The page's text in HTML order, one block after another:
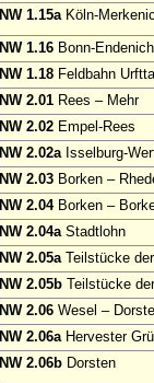
NW 1.15aKöln-
NW 1.16 Bonn-
NW 1.18 Feldbahn
NW 2.01 Rees – Mehr
NW 2.02 Empel-Rees
NW 2.02aIsselburg-
NW 2.03 Borken –
NW 2.04Borken –
NW 2.04aStadtlohn
NW 2.05aTeilstücke
NW 2.05b Teilstücke
NW 2.06 Wesel –
NW 2.06aHervester
NW 2.06b Dorsten